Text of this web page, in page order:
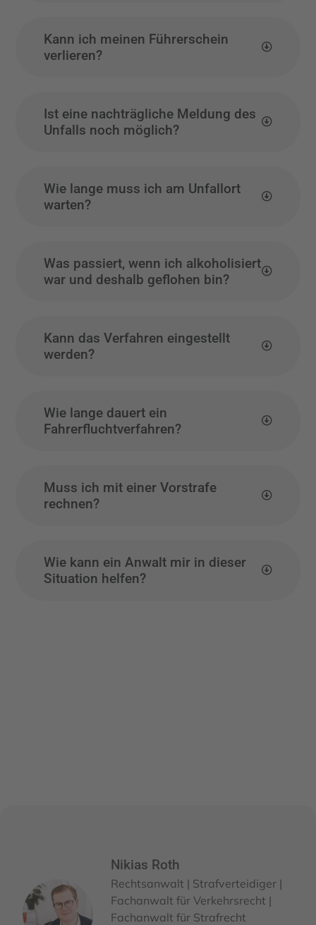
Kann ich meinen Führerschein
verlieren?
Ist eine nachträgliche Meldung des
Unfalls noch möglich?
Wie lange muss ich am Unfallort
warten?
Was passiert, wenn ich alkoholisiert
war und deshalb geflohen bin?
Kann das Verfahren eingestellt
werden?
Wie lange dauert ein
Fahrerfluchtverfahren?
Muss ich mit einer Vorstrafe
rechnen?
Wie kann ein Anwalt mir in dieser
Situation helfen?
Nikias Roth
Rechtsanwalt | Strafverteidiger |
Fachanwalt für Verkehrsrecht |
Fachanwalt für Strafrecht